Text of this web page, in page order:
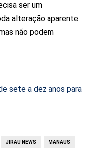
ser um
alteração aparente
não podem
sete a dez anos para
JIRAU NEWS MANAUS